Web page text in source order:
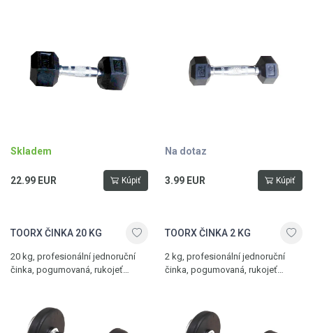
Skladem
22.99 EUR Kúpiť
Na dotaz
3.99 EUR Kúpiť
TOORX ČINKA 20 KG
20 kg, profesionální jednoruční
činka, pogumovaná, rukojeť
TOORX ČINKA 2 KG
2 kg, profesionální jednoruční
činka, pogumovaná, rukojeť